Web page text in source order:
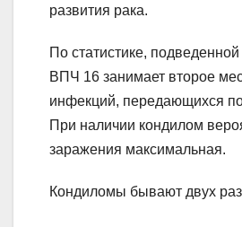
развития рака.
По статистике,
ВПЧ 16 занимает второе
инфекций, передающихся
При наличии кондилом
заражения максимальная.
Кондиломы бывают двух